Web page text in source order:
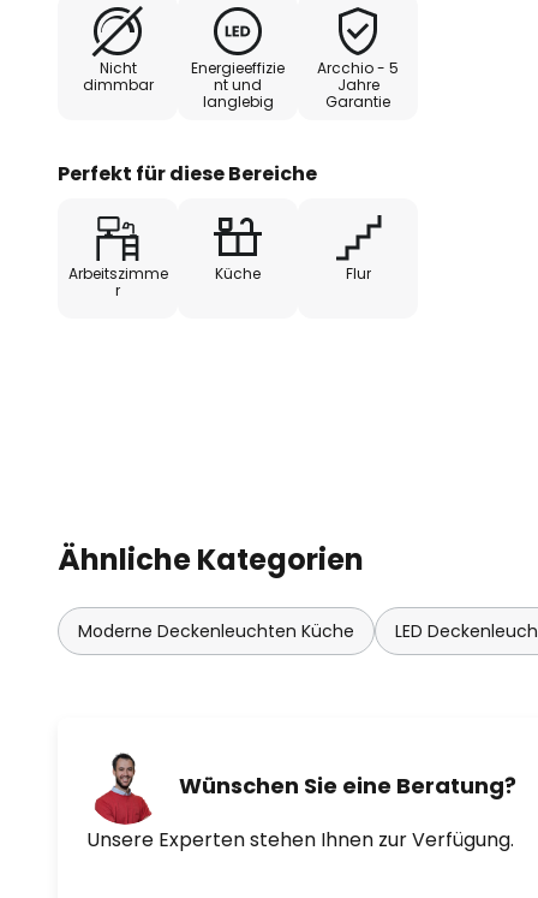
erhält man einen Lichtspender,
sorgt und daher bestens in ein
Arbeitsbereich in der Küche
Nicht
dimmbar
Energieeffizie
nt und
langlebig
Arcchio - 5
Jahre
Garantie
Perfekt für diese Bereiche
Arbeitszimme
r
Küche Flur
Ähnliche Kategorien
Moderne Deckenleuchten Küche LED
Wünschen Sie eine Beratung?
Unsere Experten stehen Ihnen zur Verfügung.